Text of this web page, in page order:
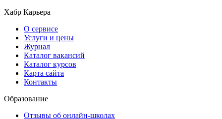
Хабр Карьера
О сервисе
Услуги и цены
Журнал
Каталог вакансий
Каталог курсов
Карта сайта
Контакты
Образование
Отзывы об онлайн-школах